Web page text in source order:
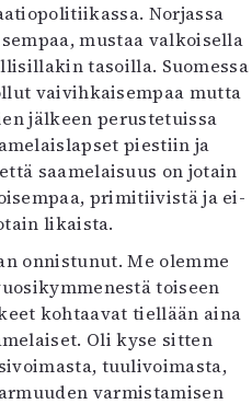
Norjassa
mustaa valkoisella
tasoilla. Suomessa
vaivihkaisempaa mutta
jälkeen perustetuissa
piestiin ja
saamelaisuus on jotain
primitiivistä ja ei-
likaista.
onnistunut. Me olemme
toiseen
kohtaavat tiellään aina
Oli kyse sitten
tuulivoimasta,
varmistamisen